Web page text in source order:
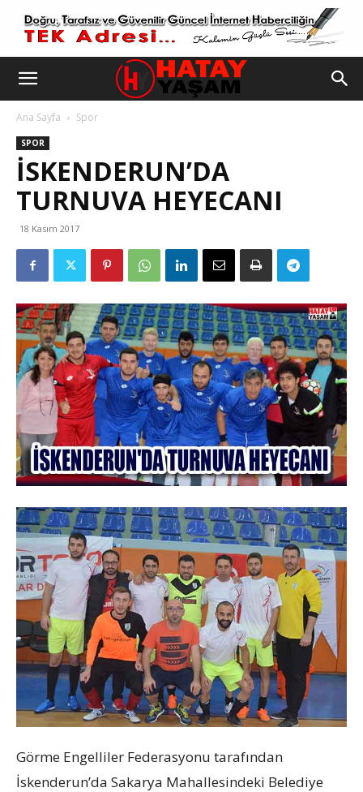
Ana Sayfa Spor
SPOR
İSKENDERUN’DA
TURNUVA HEYECANI
18 Kasım 2017
Görme Engelliler Federasyonu tarafından
İskenderun’da Sakarya Mahallesindeki Belediye